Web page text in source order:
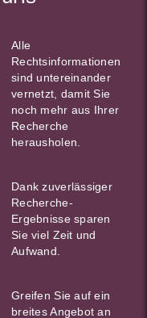
Alle
Rechtsinformationen
sind untereinander
vernetzt, damit Sie
noch mehr aus Ihrer
Recherche
herausholen.
Dank zuverlässiger
Recherche-
Ergebnisse sparen
Sie viel Zeit und
Aufwand.
Greifen Sie auf ein
breites Angebot an